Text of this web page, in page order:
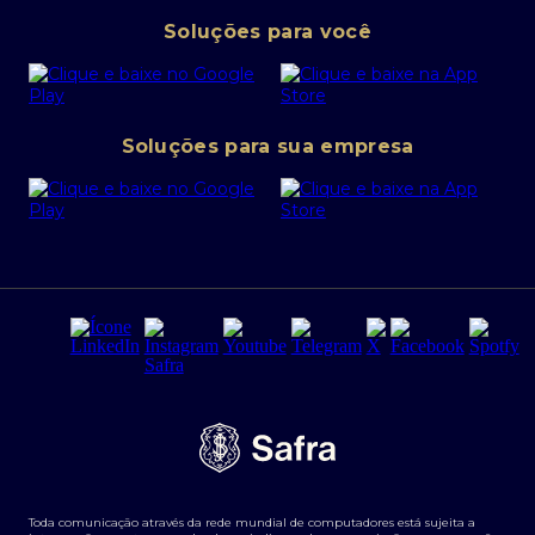
Canal de denúncias
Política de Segurança Cibernética
Portal da Privacidade
PRSAC
Regras e Parâmetros de Atuação Banco Safra
Segurança da Informação
Tarifas e serviços Pessoa Física
Transparência de remuneração
Abra sua conta PJ
SafraPay
Cartão Safra Empresas
Empréstimo e financiamentos PJ
Derivativos
Agronegócios
Soluções para você
Soluções para sua empresa
Toda comunicação através da rede mundial de computadores está sujeita a